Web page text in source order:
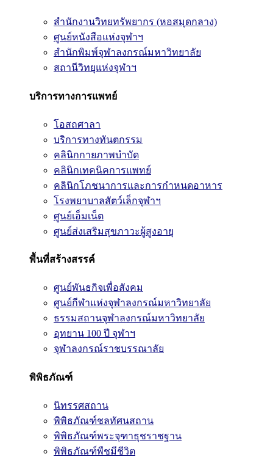
สำนักงานวิทยทรัพยากร (หอสมุดกลาง)
ศูนย์หนังสือแห่งจุฬาฯ
สำนักพิมพ์จุฬาลงกรณ์มหาวิทยาลัย
สถานีวิทยุแห่งจุฬาฯ
บริการทางการแพทย์
โอสถศาลา
บริการทางทันตกรรม
คลินิกกายภาพบำบัด
คลินิกเทคนิคการแพทย์
คลินิกโภชนาการและการกำหนดอาหาร
โรงพยาบาลสัตว์เล็กจุฬาฯ
ศูนย์เอ็มเน็ต
ศูนย์ส่งเสริมสุขภาวะผู้สูงอายุ
พื้นที่สร้างสรรค์
ศูนย์พันธกิจเพื่อสังคม
ศูนย์กีฬาแห่งจุฬาลงกรณ์มหาวิทยาลัย
ธรรมสถานจุฬาลงกรณ์มหาวิทยาลัย
อุทยาน 100 ปี จุฬาฯ
จุฬาลงกรณ์ราชบรรณาลัย
พิพิธภัณฑ์
นิทรรศสถาน
พิพิธภัณฑ์ชลทัศนสถาน
พิพิธภัณฑ์พระจุฑาธุชราชฐาน
พิพิธภัณฑ์พืชมีชีวิต